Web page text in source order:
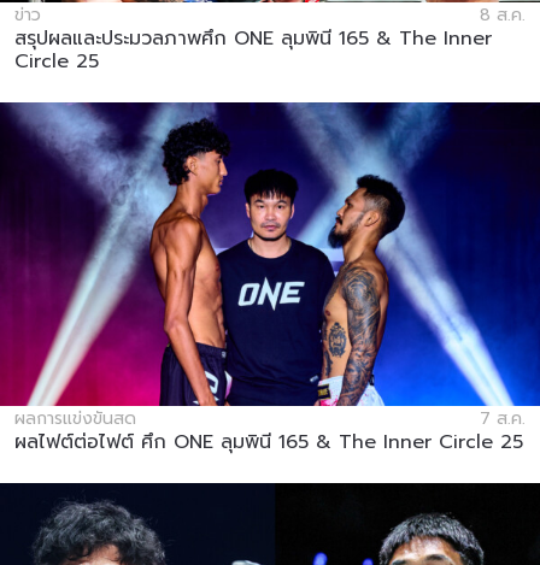
ข่าว 8 ส.ค.
สรุปผลและประมวลภาพศึก ONE ลุมพินี 165 & The Inner
Circle 25
ผลการแข่งขันสด 7 ส.ค.
ผลไฟต์ต่อไฟต์ ศึก ONE ลุมพินี 165 & The Inner Circle 25